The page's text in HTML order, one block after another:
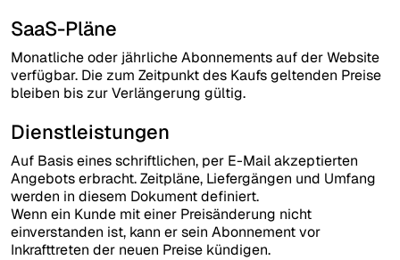
SaaS-Pläne
Monatliche oder jährliche Abonnements auf der Website
verfügbar. Die zum Zeitpunkt des Kaufs geltenden Preise
bleiben bis zur Verlängerung gültig.
Dienstleistungen
Auf Basis eines schriftlichen, per E-Mail akzeptierten
Angebots erbracht. Zeitpläne, Liefergängen und Umfang
werden in diesem Dokument definiert.
Wenn ein Kunde mit einer Preisänderung nicht
einverstanden ist, kann er sein Abonnement vor
Inkrafttreten der neuen Preise kündigen.